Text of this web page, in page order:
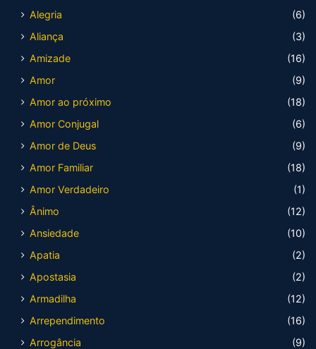
Alegria
(6)
Aliança
(3)
Amizade
(16)
Amor
(9)
Amor ao próximo
(18)
Amor Conjugal
(6)
Amor de Deus
(9)
Amor Familiar
(18)
Amor Verdadeiro
(1)
Ânimo
(12)
Ansiedade
(10)
Apatia
(2)
Apostasia
(2)
Armadilha
(12)
Arrependimento
(16)
Arrogância
(9)